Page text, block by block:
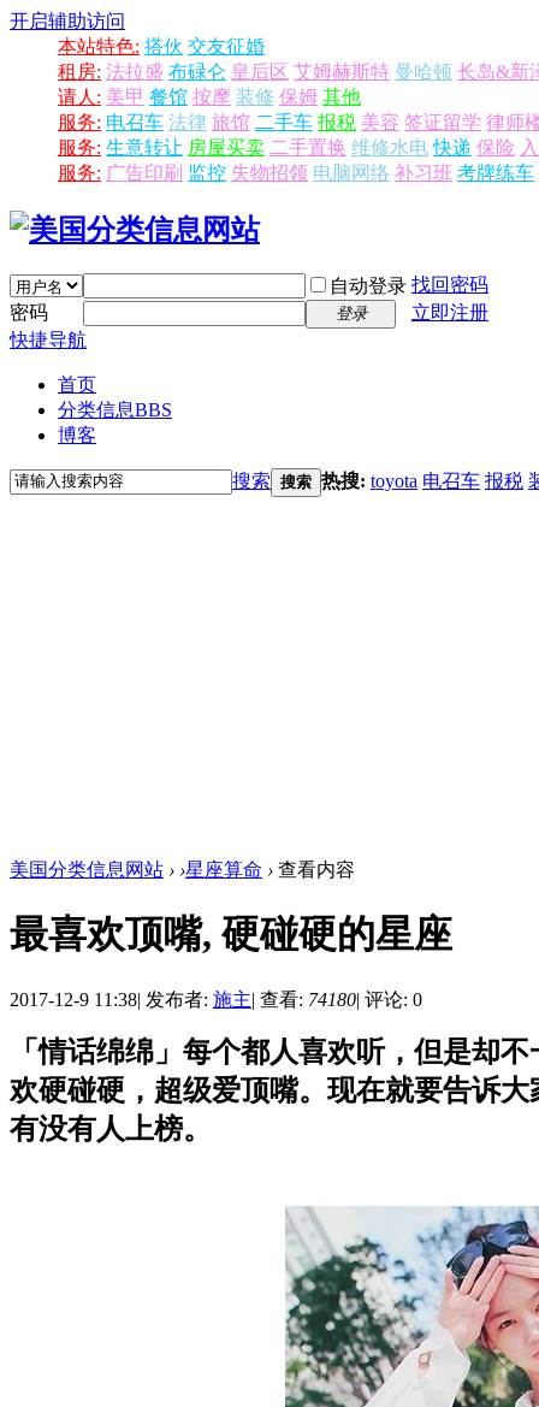
开启辅助访问
本站特色: 搭伙 交友征婚
租房: 法拉盛 布碌仑 皇后区 艾姆赫斯特 曼哈顿 长岛&新
请人: 美甲 餐馆 按摩 装修 保姆 其他
服务: 电召车 法律 旅馆 二手车 报税 美容 签证留学 律师
服务: 生意转让 房屋买卖 二手置换 维修水电 快递 保险
服务: 广告印刷 监控 失物招领 电脑网络 补习班 考牌练车
自动登录 找回密码
密码
登录
立即注册
快捷导航
首页
分类信息BBS
博客
搜索 搜索 热搜: toyota 电召车 报税
美国分类信息网站 › ›星座算命 › 查看内容
最喜欢顶嘴, 硬碰硬的星座
2017-12-9 11:38| 发布者: 施主| 查看: 74180| 评论: 0
「情话绵绵」每个都人喜欢听，但是却
欢硬碰硬，超级爱顶嘴。现在就要告诉
有没有人上榜。